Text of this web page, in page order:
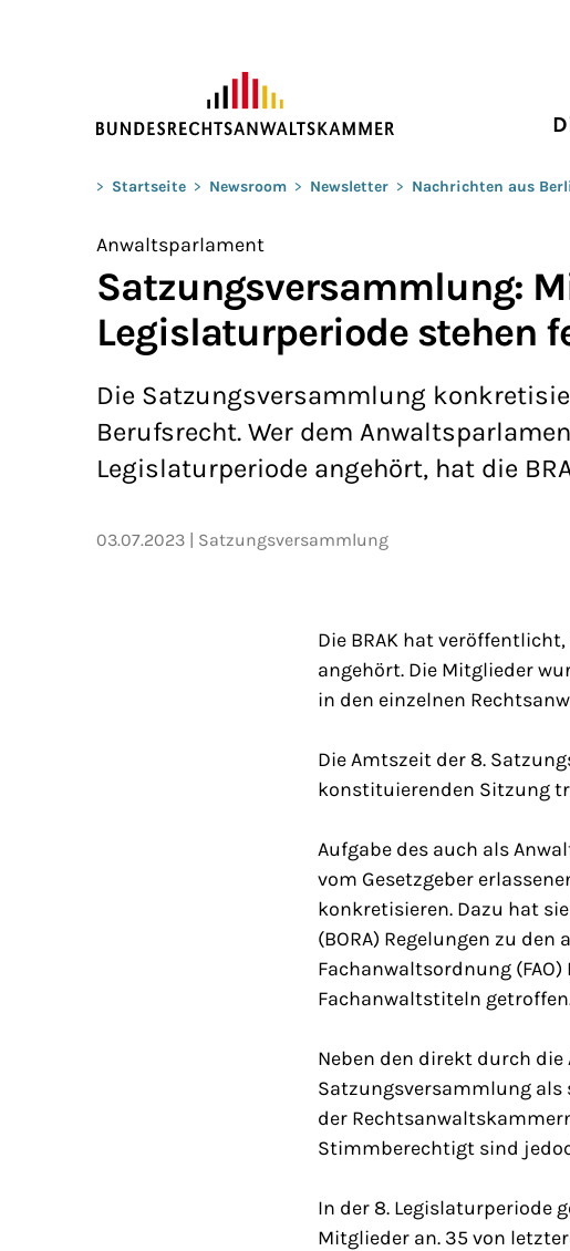
Sie befinden sich hier:
> Startseite > Newsroom > Newsletter > Nachrichten aus
Anwaltsparlament
Satzungsversammlung:
Legislaturperiode stehen
Die Satzungsversammlung
Berufsrecht. Wer dem
Legislaturperiode angehört, hat die
03.07.2023 Satzungsversammlung
Die BRAK hat
angehört. Die Mitglieder
in den einzelnen
Die Amtszeit der 8.
konstituierenden Sitzung
Aufgabe des auch als
vom Gesetzgeber
konkretisieren. Dazu hat
(BORA) Regelungen zu
Fachanwaltsordnung
Fachanwaltstiteln
Neben den direkt durch
Satzungsversammlung als
der
Stimmberechtigt sind
In der 8. Legislaturperiode
Mitglieder an. 35 von